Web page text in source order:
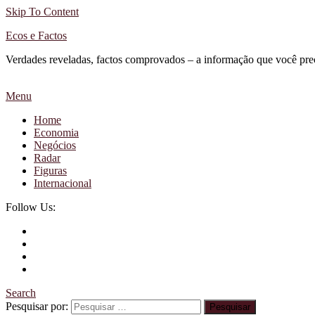
Skip To Content
Ecos e Factos
Verdades reveladas, factos comprovados – a informação que você
Menu
Home
Economia
Negócios
Radar
Figuras
Internacional
Follow Us:
Search
Pesquisar por: